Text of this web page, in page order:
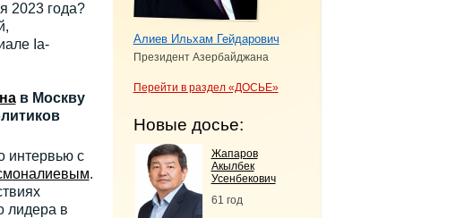
2023 года?
Ia-
в Москву
интервью с
.
лидера в
Алиев Ильхам Гейдарович
Президент Азербайджана
Перейти в раздел «ДОСЬЕ»
Новые досье:
Жапаров
Акылбек
Усенбекович
61 год